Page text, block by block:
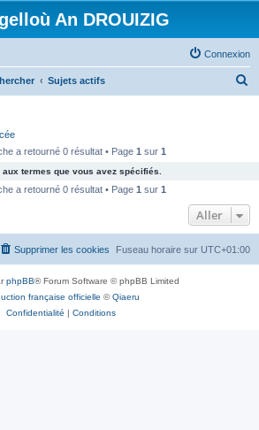
An DROUIZIG
Connexion
Sujets actifs
c
e
a retourné 0 résultat • Page 1 sur 1
termes que vous avez spécifiés.
a retourné 0 résultat • Page 1 sur 1
Aller
Fuseau horaire sur UTC+01:00
Supprimer les cookies
phpBB® Forum Software © phpBB Limited
française officielle ©Qiaeru
Confidentialité | Conditions